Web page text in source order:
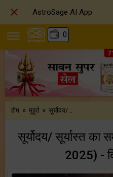
0
होम » मुहूर्त » सूर्योदय/ ..
सूर्योदय/ सूर्यास्त
2025) -
 AstroSage AI App